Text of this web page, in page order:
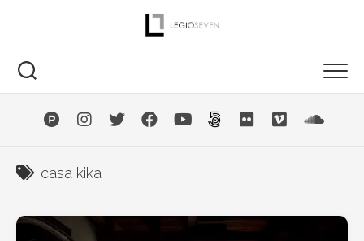
casa kika